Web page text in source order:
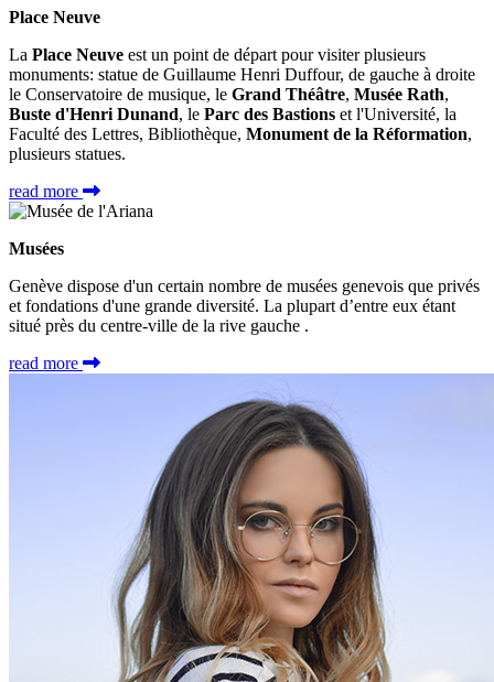
Place Neuve
La Place Neuve est un point de départ pour visiter plusieurs
monuments: statue de Guillaume Henri Duffour, de gauche à droite
le Conservatoire de musique, le Grand Théâtre, Musée Rath,
Buste d'Henri Dunand, le Parc des Bastions et l'Université, la
Faculté des Lettres, Bibliothèque, Monument de la Réformation,
plusieurs statues.
read more
Musées
Genève dispose d'un certain nombre de musées genevois que privés
et fondations d'une grande diversité. La plupart d’entre eux étant
situé près du centre-ville de la rive gauche .
read more